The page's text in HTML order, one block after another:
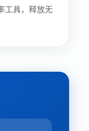
工具，释放无